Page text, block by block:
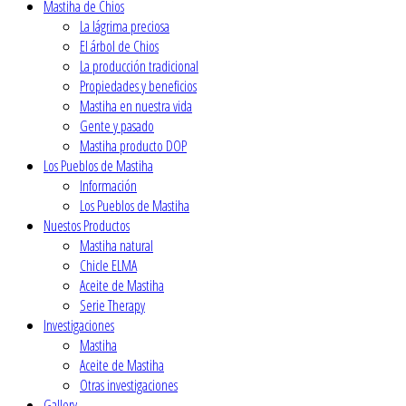
Mastiha de Chios
La lágrima preciosa
El árbol de Chios
La producción tradicional
Propiedades y beneficios
Mastiha en nuestra vida
Gente y pasado
Mastiha producto DOP
Los Pueblos de Mastiha
Ιnformación
Los Pueblos de Mastiha
Nuestos Productos
Mastiha natural
Chicle ELMA
Aceite de Mastiha
Serie Therapy
Investigaciones
Mastiha
Aceite de Mastiha
Οtras investigaciones